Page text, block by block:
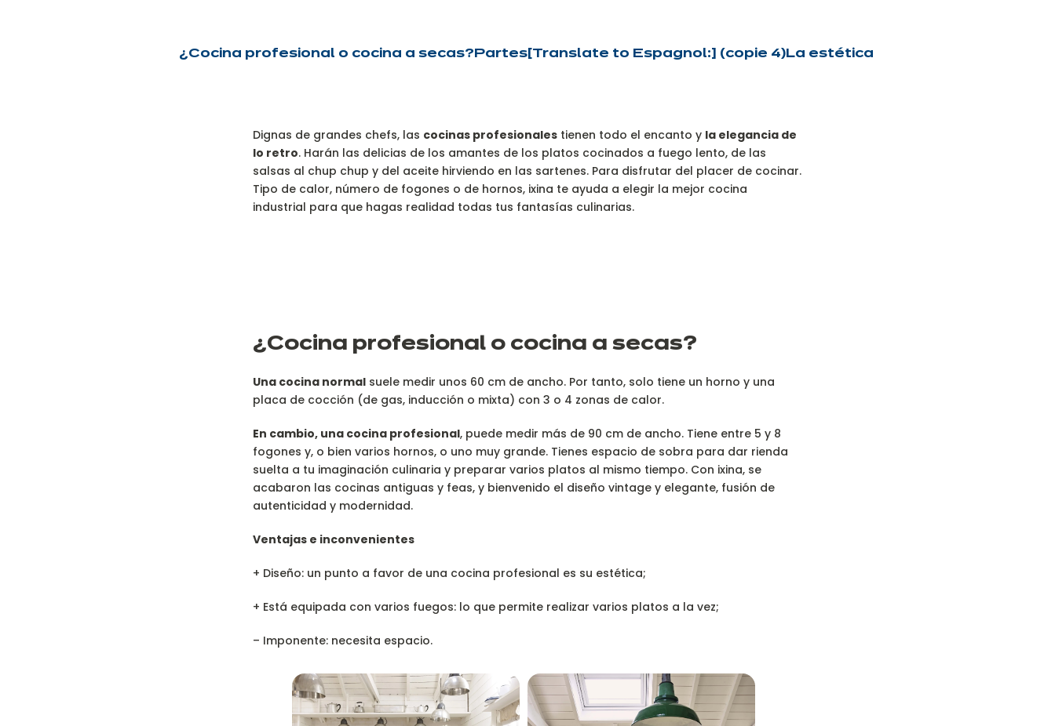
¿Cocina profesional o cocina a secas? Partes[Translate to Espagnol:] (copie 4)La estética
Dignas de grandes chefs, las cocinas profesionales tienen todo el encanto y la elegancia de
lo retro. Harán las delicias de los amantes de los platos cocinados a fuego lento, de las
salsas al chup chup y del aceite hirviendo en las sartenes. Para disfrutar del placer de cocinar.
Tipo de calor, número de fogones o de hornos, ixina te ayuda a elegir la mejor cocina
industrial para que hagas realidad todas tus fantasías culinarias.
¿Cocina profesional o cocina a secas?
Una cocina normal suele medir unos 60 cm de ancho. Por tanto, solo tiene un horno y una
placa de cocción (de gas, inducción o mixta) con 3 o 4 zonas de calor.
En cambio, una cocina profesional, puede medir más de 90 cm de ancho. Tiene entre 5 y 8
fogones y, o bien varios hornos, o uno muy grande. Tienes espacio de sobra para dar rienda
suelta a tu imaginación culinaria y preparar varios platos al mismo tiempo. Con ixina, se
acabaron las cocinas antiguas y feas, y bienvenido el diseño vintage y elegante, fusión de
autenticidad y modernidad.
Ventajas e inconvenientes
+ Diseño: un punto a favor de una cocina profesional es su estética;
+ Está equipada con varios fuegos: lo que permite realizar varios platos a la vez;
– Imponente: necesita espacio.